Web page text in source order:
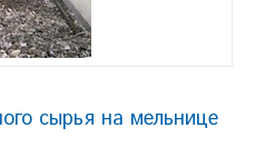
сырья на мельнице